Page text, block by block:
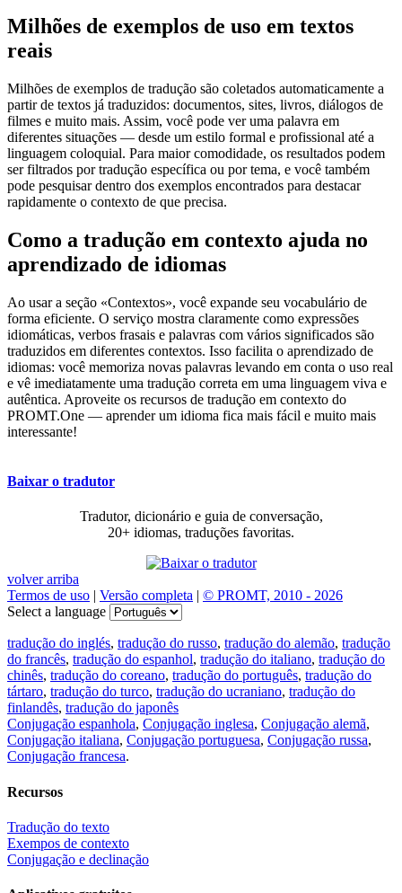
Milhões de exemplos de uso em textos
reais
Milhões de exemplos de tradução são coletados automaticamente a
partir de textos já traduzidos: documentos, sites, livros, diálogos de
filmes e muito mais. Assim, você pode ver uma palavra em
diferentes situações — desde um estilo formal e profissional até a
linguagem coloquial. Para maior comodidade, os resultados podem
ser filtrados por tradução específica ou por tema, e você também
pode pesquisar dentro dos exemplos encontrados para destacar
rapidamente o contexto de que precisa.
Como a tradução em contexto ajuda no
aprendizado de idiomas
Ao usar a seção «Contextos», você expande seu vocabulário de
forma eficiente. O serviço mostra claramente como expressões
idiomáticas, verbos frasais e palavras com vários significados são
traduzidos em diferentes contextos. Isso facilita o aprendizado de
idiomas: você memoriza novas palavras levando em conta o uso real
e vê imediatamente uma tradução correta em uma linguagem viva e
autêntica. Aproveite os recursos de tradução em contexto do
PROMT.One — aprender um idioma fica mais fácil e muito mais
interessante!
Baixar o tradutor
Tradutor, dicionário e guia de conversação,
20+ idiomas, traduções favoritas.
volver arriba
Termos de uso | Versão completa | © PROMT, 2010 - 2026
Select a language
tradução do inglés, tradução do russo, tradução do alemão, tradução
do francês, tradução do espanhol, tradução do italiano, tradução do
chinês, tradução do coreano, tradução do português, tradução do
tártaro, tradução do turco, tradução do ucraniano, tradução do
finlandês, tradução do japonês
Conjugação espanhola, Conjugação inglesa, Conjugação alemã,
Conjugação italiana, Conjugação portuguesa, Conjugação russa,
Conjugação francesa.
Recursos
Tradução do texto
Exempos de contexto
Conjugação e declinação